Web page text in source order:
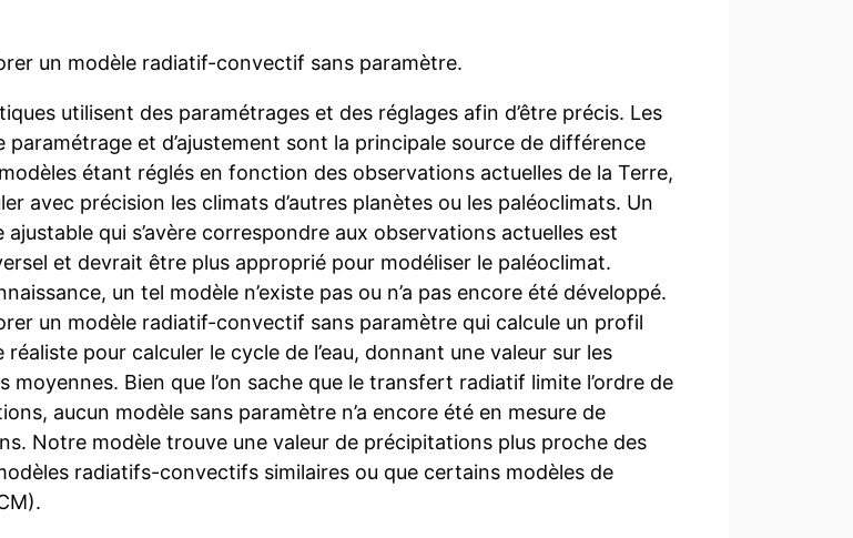
un modèle radiatif-convectif sans paramètre.
utilisent des paramétrages et des réglages afin d’être précis. Les
et d’ajustement sont la principale source de différence
étant réglés en fonction des observations actuelles de la Terre,
avec précision les climats d’autres planètes ou les paléoclimats. Un
qui s’avère correspondre aux observations actuelles est
et devrait être plus approprié pour modéliser le paléoclimat.
un tel modèle n’existe pas ou n’a pas encore été développé.
un modèle radiatif-convectif sans paramètre qui calcule un profil
pour calculer le cycle de l’eau, donnant une valeur sur les
Bien que l’on sache que le transfert radiatif limite l’ordre de
aucun modèle sans paramètre n’a encore été en mesure de
Notre modèle trouve une valeur de précipitations plus proche des
radiatifs-convectifs similaires ou que certains modèles de